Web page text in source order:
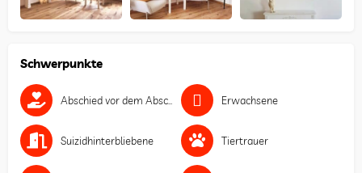
Schwerpunkte
Erwachsene
Suizidhinterbliebene Tiertrauer